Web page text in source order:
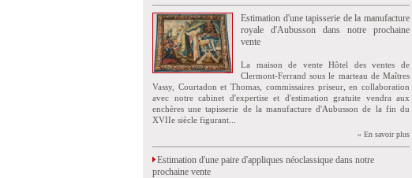
Estimation d'une tapisserie de la manufacture
royale d'Aubusson dans notre prochaine
vente
La maison de vente Hôtel des ventes de
Clermont-Ferrand sous le marteau de Maîtres
Vassy, Courtadon et Thomas, commissaires priseur, en collaboration
avec notre cabinet d'expertise et d'estimation gratuite vendra aux
enchères une tapisserie de la manufacture d'Aubusson de la fin du
XVIIe siècle figurant...
» En savoir plus
Estimation d'une paire d'appliques néoclassique dans notre
prochaine vente